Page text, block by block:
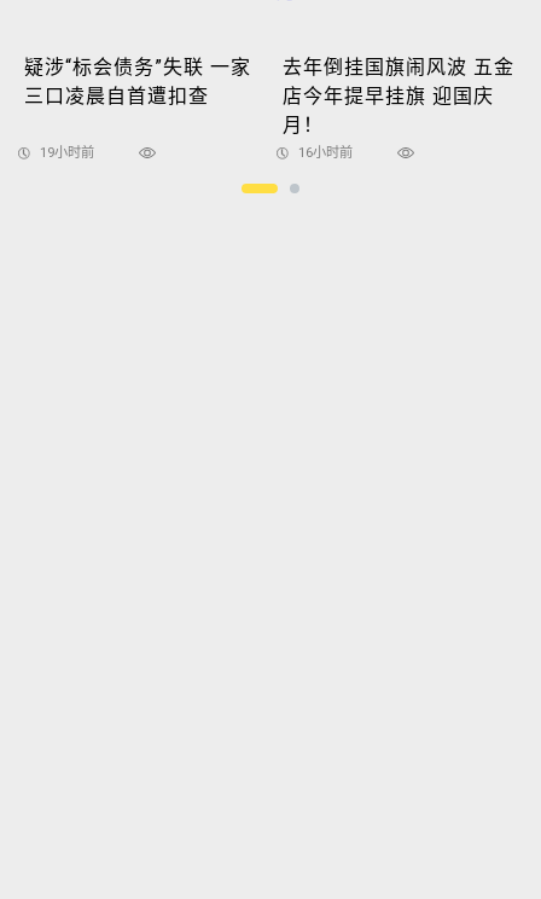
疑涉“标会债务”失联 一家
三口凌晨自首遭扣查
19小时前
去年倒挂国旗闹风波 五金
店今年提早挂旗 迎国庆
月！
16小时前